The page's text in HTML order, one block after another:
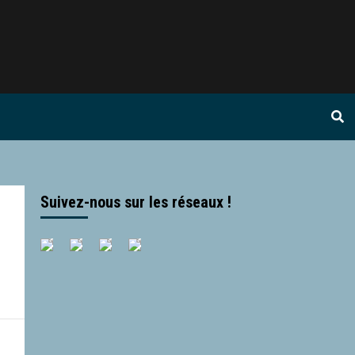
Suivez-nous sur les réseaux !